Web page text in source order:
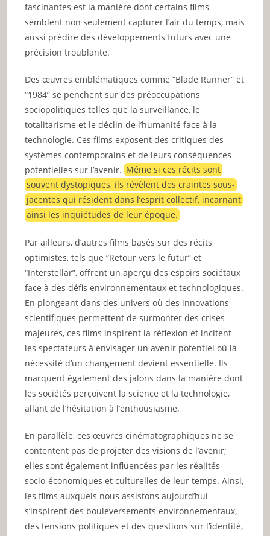
fascinantes est la manière dont certains films
semblent non seulement capturer l’air du temps, mais
aussi prédire des développements futurs avec une
précision troublante.
Des œuvres emblématiques comme “Blade Runner” et
“1984” se penchent sur des préoccupations
sociopolitiques telles que la surveillance, le
totalitarisme et le déclin de l’humanité face à la
technologie. Ces films exposent des critiques des
systèmes contemporains et de leurs conséquences
potentielles sur l’avenir.Même si ces récits sont
souvent dystopiques, ils révèlent des craintes sous-
jacentes qui résident dans l’esprit collectif, incarnant
ainsi les inquiétudes de leur époque.
Par ailleurs, d’autres films basés sur des récits
optimistes, tels que “Retour vers le futur” et
“Interstellar”, offrent un aperçu des espoirs sociétaux
face à des défis environnementaux et technologiques.
En plongeant dans des univers où des innovations
scientifiques permettent de surmonter des crises
majeures, ces films inspirent la réflexion et incitent
les spectateurs à envisager un avenir potentiel où la
nécessité d’un changement devient essentielle. Ils
marquent également des jalons dans la manière dont
les sociétés perçoivent la science et la technologie,
allant de l’hésitation à l’enthousiasme.
En parallèle, ces œuvres cinématographiques ne se
contentent pas de projeter des visions de l’avenir;
elles sont également influencées par les réalités
socio-économiques et culturelles de leur temps. Ainsi,
les films auxquels nous assistons aujourd’hui
s’inspirent des bouleversements environnementaux,
des tensions politiques et des questions sur l’identité,